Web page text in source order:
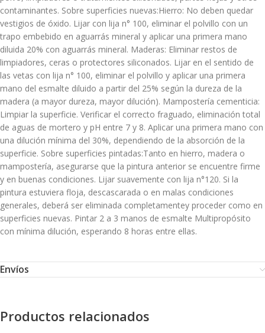
contaminantes. Sobre superficies nuevas:Hierro: No deben quedar
vestigios de óxido. Lijar con lija n° 100, eliminar el polvillo con un
trapo embebido en aguarrás mineral y aplicar una primera mano
diluida 20% con aguarrás mineral. Maderas: Eliminar restos de
limpiadores, ceras o protectores siliconados. Lijar en el sentido de
las vetas con lija n° 100, eliminar el polvillo y aplicar una primera
mano del esmalte diluido a partir del 25% según la dureza de la
madera (a mayor dureza, mayor dilución). Mampostería cementicia:
Limpiar la superficie. Verificar el correcto fraguado, eliminación total
de aguas de mortero y pH entre 7 y 8. Aplicar una primera mano con
una dilución mínima del 30%, dependiendo de la absorción de la
superficie. Sobre superficies pintadas:Tanto en hierro, madera o
mampostería, asegurarse que la pintura anterior se encuentre firme
y en buenas condiciones. Lijar suavemente con lija n°120. Si la
pintura estuviera floja, descascarada o en malas condiciones
generales, deberá ser eliminada completamentey proceder como en
superficies nuevas. Pintar 2 a 3 manos de esmalte Multipropósito
con mínima dilución, esperando 8 horas entre ellas.
Envíos
Productos relacionados